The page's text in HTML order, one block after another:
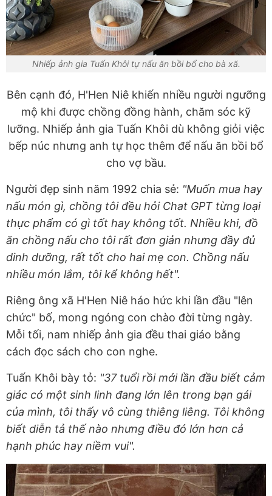
Nhiếp ảnh gia Tuấn Khôi tự nấu ăn bồi bổ cho bà xã.
Bên cạnh đó, H'Hen Niê khiến nhiều người ngưỡng
mộ khi được chồng đồng hành, chăm sóc kỹ
lưỡng. Nhiếp ảnh gia Tuấn Khôi dù không giỏi việc
bếp núc nhưng anh tự học thêm để nấu ăn bồi bổ
cho vợ bầu.
Người đẹp sinh năm 1992 chia sẻ: "Muốn mua hay
nấu món gì, chồng tôi đều hỏi Chat GPT từng loại
thực phẩm có gì tốt hay không tốt. Nhiều khi, đồ
ăn chồng nấu cho tôi rất đơn giản nhưng đầy đủ
dinh dưỡng, rất tốt cho hai mẹ con. Chồng nấu
nhiều món lắm, tôi kể không hết".
Riêng ông xã H'Hen Niê háo hức khi lần đầu "lên
chức" bố, mong ngóng con chào đời từng ngày.
Mỗi tối, nam nhiếp ảnh gia đều thai giáo bằng
cách đọc sách cho con nghe.
Tuấn Khôi bày tỏ: "37 tuổi rồi mới lần đầu biết cảm
giác có một sinh linh đang lớn lên trong bạn gái
của mình, tôi thấy vô cùng thiêng liêng. Tôi không
biết diễn tả thế nào nhưng điều đó lớn hơn cả
hạnh phúc hay niềm vui".